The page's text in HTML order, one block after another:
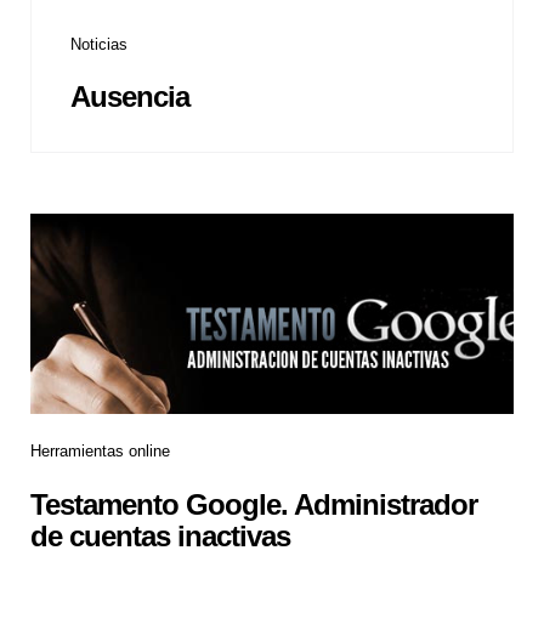
Noticias
Ausencia
Herramientas online
Testamento Google. Administrador
de cuentas inactivas